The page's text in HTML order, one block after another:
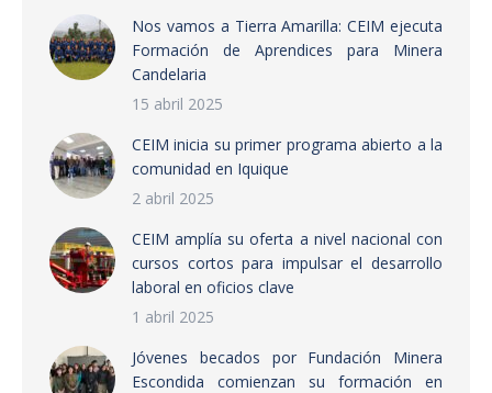
Nos vamos a Tierra Amarilla: CEIM ejecuta
Formación de Aprendices para Minera
Candelaria
15 abril 2025
CEIM inicia su primer programa abierto a la
comunidad en Iquique
2 abril 2025
CEIM amplía su oferta a nivel nacional con
cursos cortos para impulsar el desarrollo
laboral en oficios clave
1 abril 2025
Jóvenes becados por Fundación Minera
Escondida comienzan su formación en